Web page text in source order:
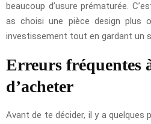
beaucoup d’usure prématurée.
as choisi une pièce design plus
investissement tout en gardant un
Erreurs fréquentes
d’acheter
Avant de te décider, il y a quelques